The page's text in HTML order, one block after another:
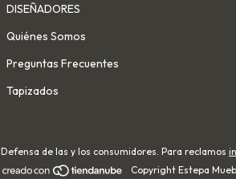
DISEÑADORES
Quiénes Somos
Preguntas Frecuentes
Tapizados
Defensa de las y los consumidores. Para reclamos
Copyright Estepa